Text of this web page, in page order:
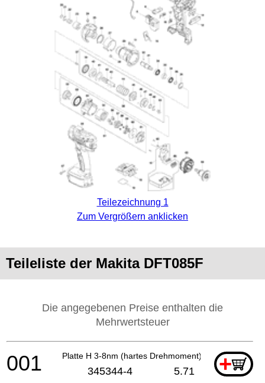
Teilezeichnung 1
Zum Vergrößern anklicken
Teileliste der Makita DFT085F
Die angegebenen Preise enthalten die
Mehrwertsteuer
Platte H 3-8nm (hartes Drehmoment) +
001 345344-4 5.71